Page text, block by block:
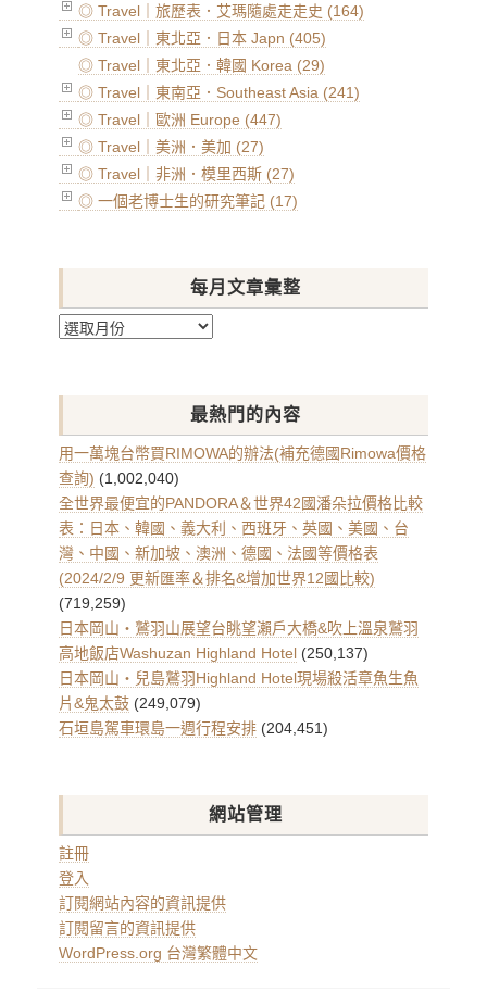
◎ Travel｜旅歷表．艾瑪隨處走走史 (164)
◎ Travel｜東北亞．日本 Japn (405)
◎ Travel｜東北亞．韓國 Korea (29)
◎ Travel｜東南亞．Southeast Asia (241)
◎ Travel｜歐洲 Europe (447)
◎ Travel｜美洲．美加 (27)
◎ Travel｜非洲．模里西斯 (27)
◎ 一個老博士生的研究筆記 (17)
每月文章彙整
每
章
整
最熱門的內容
用一萬塊台幣買RIMOWA的辦法(補充德國Rimowa價格
查詢) (1,002,040)
全世界最便宜的PANDORA＆世界42國潘朵拉價格比較
表：日本、韓國、義大利、西班牙、英國、美國、台
灣、中國、新加坡、澳洲、德國、法國等價格表
(2024/2/9 更新匯率＆排名&增加世界12國比較)
(719,259)
日本岡山・鷲羽山展望台眺望瀨戶大橋&吹上溫泉鷲羽
高地飯店Washuzan Highland Hotel (250,137)
日本岡山・兒島鷲羽Highland Hotel現場殺活章魚生魚
片&鬼太鼓 (249,079)
石垣島駕車環島一週行程安排 (204,451)
網站管理
註冊
登入
訂閱網站內容的資訊提供
訂閱留言的資訊提供
WordPress.org 台灣繁體中文